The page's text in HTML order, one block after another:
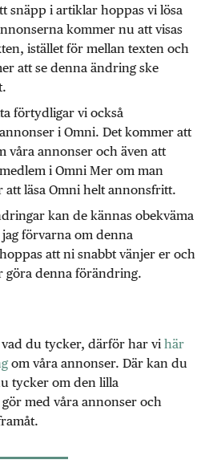
snäpp i artiklar hoppas vi lösa
kommer nu att visas
istället för mellan texten och
att se denna ändring ske
förtydligar vi också
i Omni. Det kommer att
våra annonser och även att
i Omni Mer om man
att läsa Omni helt annonsfritt.
kan de kännas obekväma
förvarna om denna
att ni snabbt vänjer er och
göra denna förändring.
vad du tycker, därför har vi här
om våra annonser. Där kan du
tycker om den lilla
med våra annonser och